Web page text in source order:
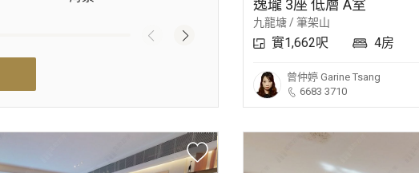
逸瓏 3座 低層 A室
九龍塘 / 筆架山
實1,662呎 4房
曾仲婷 Garine Tsang
6683 3710